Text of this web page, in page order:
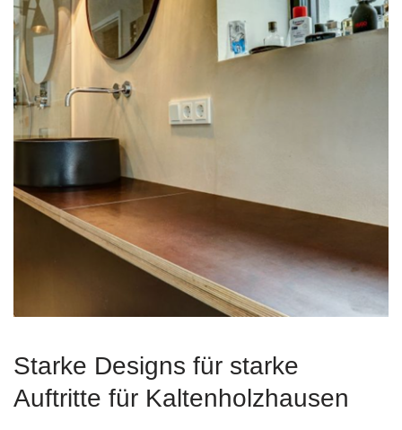
Starke Designs für starke
Auftritte für Kaltenholzhausen